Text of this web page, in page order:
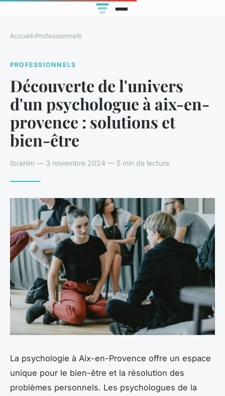
Accueil›Professionnels
PROFESSIONNELS
Découverte de l'univers
d'un psychologue à aix-en-
provence : solutions et
bien-être
Ibrahim — 3 novembre 2024 — 5 min de lecture
La psychologie à Aix-en-Provence offre un espace
unique pour le bien-être et la résolution des
problèmes personnels. Les psychologues de la